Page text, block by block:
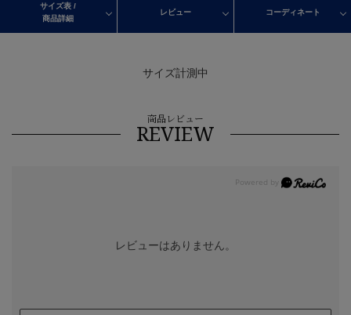
サイズ表 /
商品詳細
レビュー コーディネート
サイズ計測中
商品レビュー
REVIEW
レビューはありません。